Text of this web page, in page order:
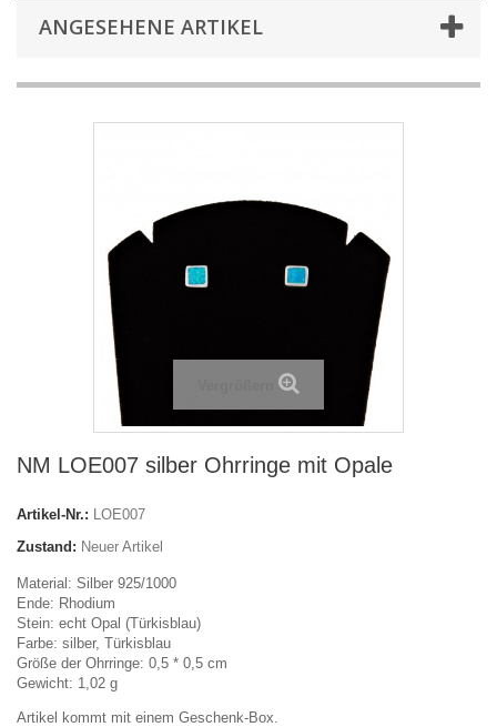
ANGESEHENE ARTIKEL
NM LOE007 silber Ohrringe mit Opale
Artikel-Nr.: LOE007
Zustand: Neuer Artikel
Material: Silber 925/1000
Ende: Rhodium
Stein: echt Opal (Türkisblau)
Farbe: silber, Türkisblau
Größe der Ohrringe: 0,5 * 0,5 cm
Gewicht: 1,02 g
Artikel kommt mit einem Geschenk-Box.